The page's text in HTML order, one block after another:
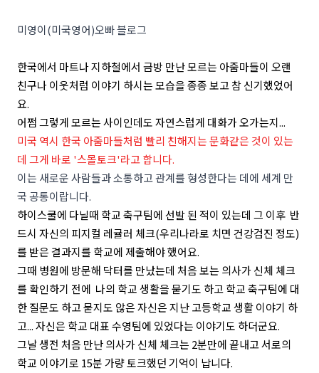
미영이(미국영어)오빠 블로그
한국에서 마트나 지하철에서 금방 만난 모르는 아줌마들이 오랜
친구나 이웃처럼 이야기 하시는 모습을 종종 보고 참 신기했었어
요.
어쩜 그렇게 모르는 사이인데도 자연스럽게 대화가 오가는지...
미국 역시 한국 아줌마들처럼 빨리 친해지는 문화같은 것이 있는
데 그게 바로 '스몰토크'라고 합니다.
이는 새로운 사람들과 소통하고 관계를 형성한다는 데에 세계 만
국 공통이랍니다.
하이스쿨에 다닐때 학교 축구팀에 선발 된 적이 있는데 그 이후 반
드시 자신의 피지컬 레귤러 체크(우리나라로 치면 건강검진 정도)
를 받은 결과지를 학교에 제출해야 했어요.
그때 병원에 방문해 닥터를 만났는데 처음 보는 의사가 신체 체크
를 확인하기 전에 나의 학교 생활을 묻기도 하고 학교 축구팀에 대
한 질문도 하고 묻지도 않은 자신은 지난 고등학교 생활 이야기 하
고... 자신은 학교 대표 수영팀에 있었다는 이야기도 하더군요.
그날 생전 처음 만난 의사가 신체 체크는 2분만에 끝내고 서로의
학교 이야기로 15분 가량 토크했던 기억이 납니다.